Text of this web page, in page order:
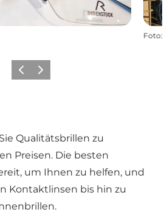
Foto:
ZurückWeiter
Qualitätsbrillen zu
Preisen. Die besten
um Ihnen zu helfen, und
Kontaktlinsen bis hin zu